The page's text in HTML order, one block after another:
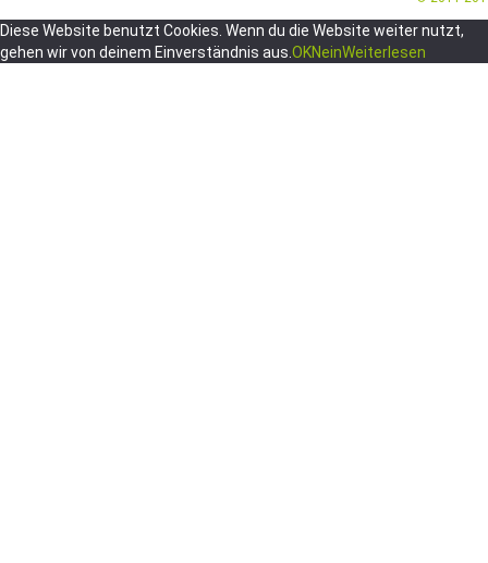
Diese Website benutzt Cookies. Wenn du die Website weiter nutzt,
gehen wir von deinem Einverständnis aus. OKNeinWeiterlesen